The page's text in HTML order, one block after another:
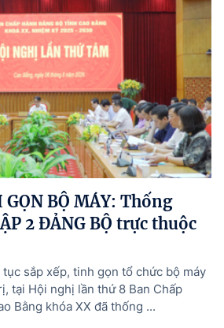
GỌN BỘ MÁY: Thống
2 ĐẢNG BỘ trực thuộc
sắp xếp, tinh gọn tổ chức bộ máy
tại Hội nghị lần thứ 8 Ban Chấp
Bằng khóa XX đã thống ...